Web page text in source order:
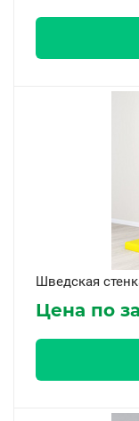
Шведская
Цена по